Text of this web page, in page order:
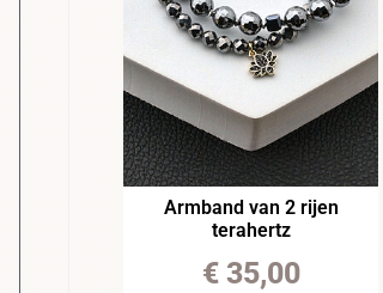
Armband van 2 rijen
terahertz
€35,00